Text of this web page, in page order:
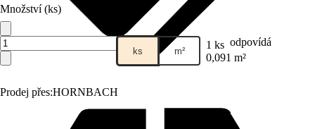
Prodej přes:HORNBACH
Množství (ks)
ks m² 1 ks odpovídá
0,091 m²